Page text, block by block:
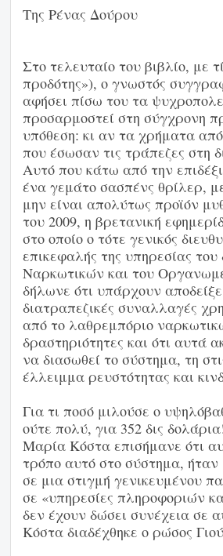
Της Ρένας Δούρου
Στο τελευταίο του βιβλίο, με
προδότης»), ο γνωστός
αφήσει πίσω του τα
προσαρμοστεί στη σύγχρονη
υπόθεση: κι αν τα χρήματα
που έσωσαν τις τράπεζες στη
Αυτό που κάτω από την
ένα γεμάτο σασπένς θρίλερ,
μην είναι απολύτως προϊόν
του 2009, η βρετανική
στο οποίο ο τότε γενικός
επικεφαλής της υπηρεσίας
Ναρκωτικών και του
δήλωνε ότι υπάρχουν
διατραπεζικές συναλλαγές
από το λαθρεμπόριο
δραστηριότητες και ότι αυτά
να διασωθεί το σύστημα, τη
έλλειμμα ρευστότητας και
Για τι ποσό μιλούσε ο
ούτε πολύ, για 352 δις
Μαρία Κόστα επισήμανε ότι
τρόπο αυτό στο σύστημα,
σε μια στιγμή γενικευμένου
σε «υπηρεσίες πληροφοριών
δεν έχουν δώσει συνέχεια σε
Κόστα διαδέχθηκε ο ρώσος